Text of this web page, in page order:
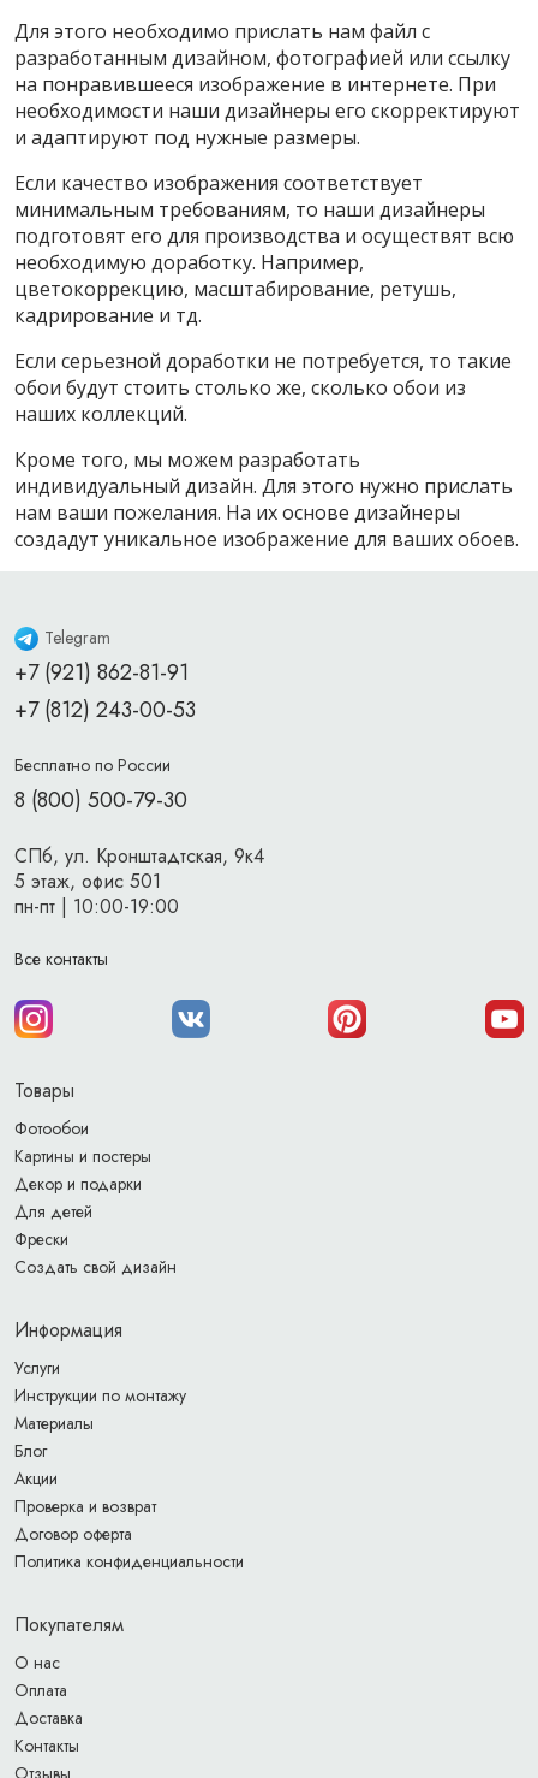
Для этого необходимо прислать нам файл с
разработанным дизайном, фотографией или ссылку
на понравившееся изображение в интернете. При
необходимости наши дизайнеры его скорректируют
и адаптируют под нужные размеры.
Если качество изображения соответствует
минимальным требованиям, то наши дизайнеры
подготовят его для производства и осуществят всю
необходимую доработку. Например,
цветокоррекцию, масштабирование, ретушь,
кадрирование и тд.
Если серьезной доработки не потребуется, то такие
обои будут стоить столько же, сколько обои из
наших коллекций.
Кроме того, мы можем разработать
индивидуальный дизайн. Для этого нужно прислать
нам ваши пожелания. На их основе дизайнеры
создадут уникальное изображение для ваших обоев.
Telegram
+7 (921) 862-81-91
+7 (812) 243-00-53
Бесплатно по России
8 (800) 500-79-30
СПб, ул. Кронштадтская, 9к4
5 этаж, офис 501
пн-пт | 10:00-19:00
Все контакты
Товары
Фотообои
Картины и постеры
Декор и подарки
Для детей
Фрески
Создать свой дизайн
Информация
Услуги
Инструкции по монтажу
Материалы
Блог
Акции
Проверка и возврат
Договор оферта
Политика конфиденциальности
Покупателям
О нас
Оплата
Доставка
Контакты
Отзывы